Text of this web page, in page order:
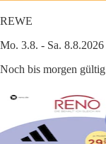
REWE
Mo. 3.8. - Sa. 8.8.2026
Noch bis morgen gültig